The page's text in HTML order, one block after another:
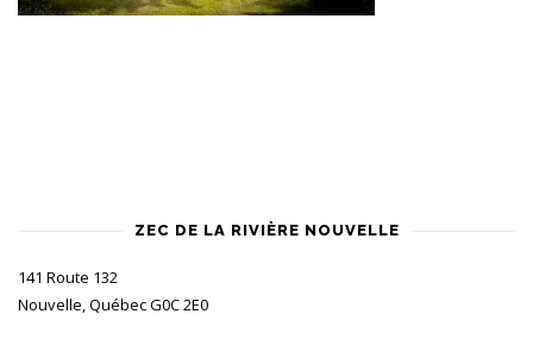
ZEC DE LA RIVIÈRE NOUVELLE
141 Route 132
Nouvelle, Québec G0C 2E0